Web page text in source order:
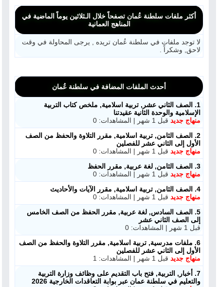
أكثر ملفات سلطنة عُمان تصفحاً خلال الـثلاثين يوماً الماضية في
المناهج العمانية
لا توجد ملفات في سلطنة عُمان تريده , يرجى المحاولة في وقت
لاحق, وشكراً .
أحدث الملفات المضافة في سلطنة عُمان
1. الصف الثاني عشر, تربية اسلامية, ملخص كتاب التربية
الإسلامية والوحدة الثانية عقيدتنا
منهاج جديد قبل 1 شهر | المشاهدات: 0
2. الصف الثامن, تربية اسلامية, مقرر التلاوة والحفظ من الصف
الأول إلى الثاني عشر للفصلين
منهاج جديد قبل 1 شهر | المشاهدات: 0
3. الصف الثامن, لغة عربية, مقرر الحفظ
منهاج جديد قبل 1 شهر | المشاهدات: 0
4. الصف الثامن, تربية اسلامية, مقرر الآيات والأحاديث
منهاج جديد قبل 1 شهر | المشاهدات: 0
5. الصف السادس, لغة عربية, مقرر الحفظ من الصف الخامس
إلى الصف الثاني عشر
قبل 1 شهر | المشاهدات: 0
6. ملفات مدرسية, تربية اسلامية, مقرر التلاوة والحفظ من الصف
الأول إلى الثاني عشر للفصلين
منهاج جديد قبل 1 شهر | المشاهدات: 1
7. أخبار, التربية, فتح باب التقديم على وظائف وزارة التربية
والتعليم في سلطنة عمان عبر بوابة التعاقدات الخارجية 2026